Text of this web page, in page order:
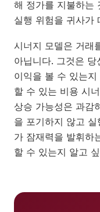
해 정가를 지불하는
실행 위험을 귀사가
시너지 모델은 거래
아닙니다. 그것은
이익을 볼 수 있는
할 수 있는 비용 시
상승 가능성은 과감
을 포기하지 않고
가 잠재력을 발휘하
할 수 있는지 알고